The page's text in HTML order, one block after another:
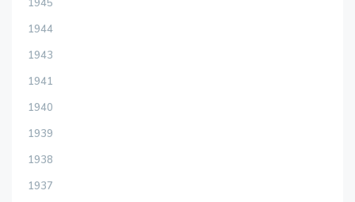
1945
1944
1943
1941
1940
1939
1938
1937